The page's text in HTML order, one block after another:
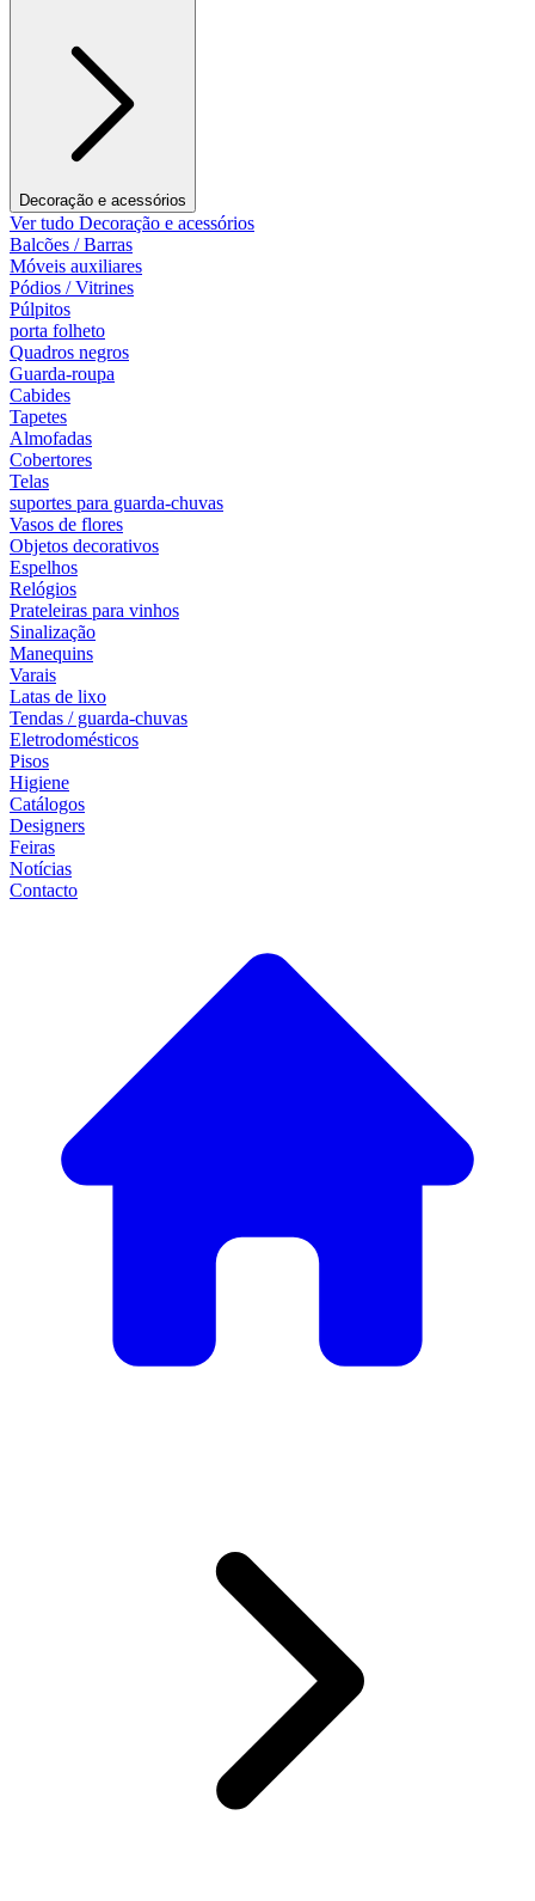
Decoração e acessórios
Ver tudo Decoração e acessórios
Balcões / Barras
Móveis auxiliares
Pódios / Vitrines
Púlpitos
porta folheto
Quadros negros
Guarda-roupa
Cabides
Tapetes
Almofadas
Cobertores
Telas
suportes para guarda-chuvas
Vasos de flores
Objetos decorativos
Espelhos
Relógios
Prateleiras para vinhos
Sinalização
Manequins
Varais
Latas de lixo
Tendas / guarda-chuvas
Eletrodomésticos
Pisos
Higiene
Catálogos
Designers
Feiras
Notícias
Contacto